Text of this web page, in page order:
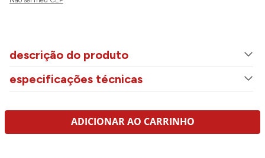
descrição do produto
especificações técnicas
ADICIONAR AO CARRINHO